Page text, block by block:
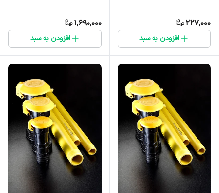
227,000
افزودن به سبد
1,690,000
افزودن به سبد